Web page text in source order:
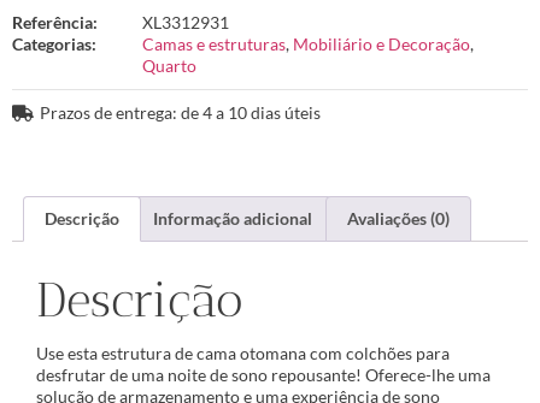
Referência:
XL3312931
Categorias:
Camas e estruturas, Mobiliário e Decoração,
Quarto
Prazos de entrega: de 4 a 10 dias úteis
Descrição Informação adicional Avaliações (0)
Descrição
Use esta estrutura de cama otomana com colchões para
desfrutar de uma noite de sono repousante! Oferece-lhe uma
solução de armazenamento e uma experiência de sono